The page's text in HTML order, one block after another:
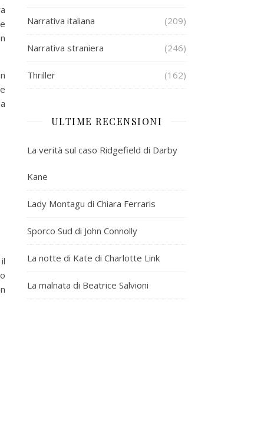
Narrativa italiana (209)
Narrativa straniera (246)
Thriller (162)
ULTIME RECENSIONI
La verità sul caso Ridgefield di Darby
Kane
Lady Montagu di Chiara Ferraris
Sporco Sud di John Connolly
La notte di Kate di Charlotte Link
La malnata di Beatrice Salvioni